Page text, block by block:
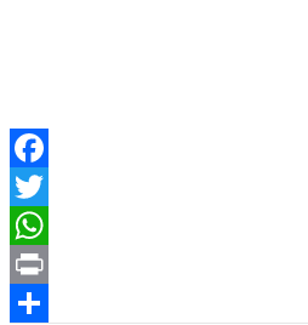
Facebook
Twitter
WhatsApp
Print